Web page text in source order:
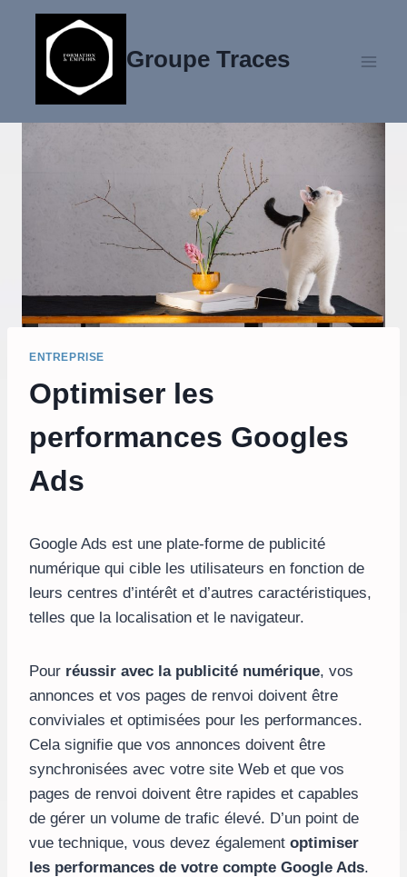
contenu
Groupe Traces
ENTREPRISE
Optimiser les
performances Googles
Ads
Google Ads est une plate-forme de publicité
numérique qui cible les utilisateurs en fonction de
leurs centres d’intérêt et d’autres caractéristiques,
telles que la localisation et le navigateur.
Pour réussir avec la publicité numérique, vos
annonces et vos pages de renvoi doivent être
conviviales et optimisées pour les performances.
Cela signifie que vos annonces doivent être
synchronisées avec votre site Web et que vos
pages de renvoi doivent être rapides et capables
de gérer un volume de trafic élevé. D’un point de
vue technique, vous devez également optimiser
les performances de votre compte Google Ads.